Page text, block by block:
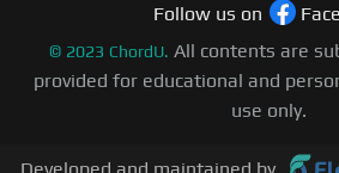
Follow us on
© 2023 ChordU. All contents are
provided for educational and
use only.
Developed and maintained by